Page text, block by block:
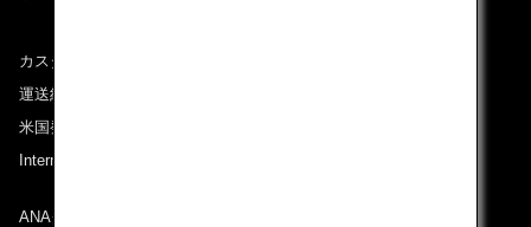
カスタマーサービスプラン / コンテンジェンシープラン
運送約款
米国発着便に適用となる料金に関するご案内
International Tariff (applicable for travel to and from US)
ANAグループについて